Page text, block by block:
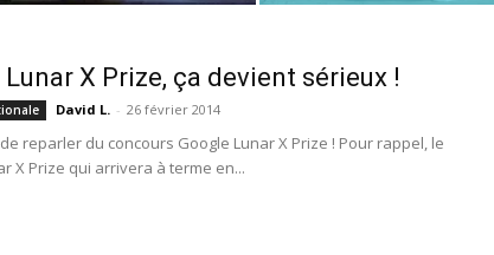
X Prize, ça devient sérieux !
David L. - 26 février 2014
reparler du concours Google Lunar X Prize ! Pour rappel, le
X Prize qui arrivera à terme en...